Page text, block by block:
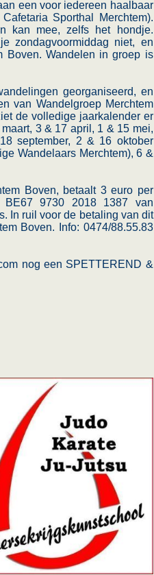
een voor iedereen haalbaar
Sporthal Merchtem).
kan mee, zelfs het hondje.
zondagvoormiddag niet, en
Boven. Wandelen in groep is
georganiseerd, en
van Wandelgroep Merchtem
de volledige jaarkalender er
3 & 17 april, 1 & 15 mei,
september, 2 & 16 oktober
Wandelaars Merchtem), 6 &
Boven, betaalt 3 euro per
BE67 9730 2018 1387 van
In ruil voor de betaling van dit
Boven. Info: 0474/88.55.83
nog een SPETTEREND &